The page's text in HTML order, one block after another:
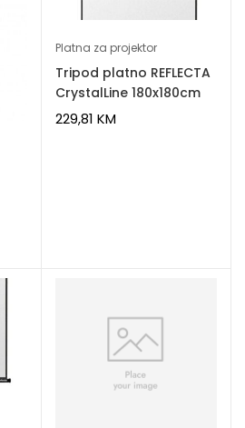
Platna za projektor
Tripod platno REFLECTA
CrystalLine 180x180cm
229,81 KM